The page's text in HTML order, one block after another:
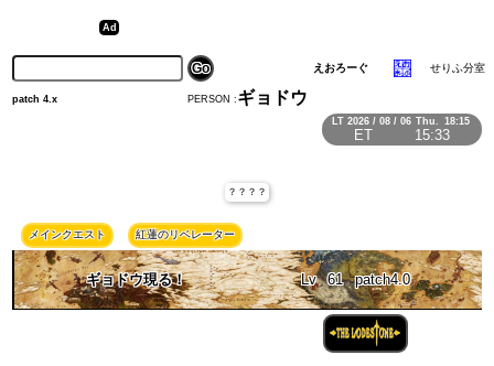
LT 2026 / 08 / 06 Thu. 18:15
ET 15:33
えおろーぐ せりふ分室
PERSON : ギョドウ
patch 4.x
？？？？
メインクエスト 紅蓮のリベレーター
ギョドウ現る！ Lv 61 patch4.0